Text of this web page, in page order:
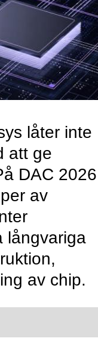
låter inte
att ge
DAC 2026
av
långvariga
av chip.